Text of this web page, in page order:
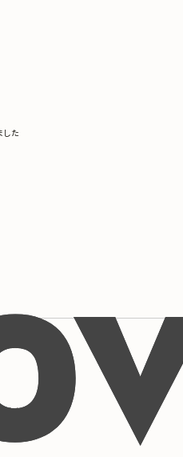
した
3.8